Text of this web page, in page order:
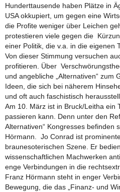
Hunderttausende haben Plätze in
USA okkupiert, um gegen eine
die Profite weniger über Leichen
protestieren viele gegen die
einer Politik, die v.a. in die eigenen
Von dieser Stimmung versuchen
profitieren. Über
und angebliche „Alternativen“ zum
Ideen, die sich bei näherem
und oft auch faschistisch
Am 10. März ist in Bruck/Leitha ein
passieren kann. Denn unter den
Alternativen“ Kongresses befinden
Hörmann. Jo Conrad ist
braunesoterischen Szene. Er
wissenschaftlichen Machwerken
enge Verbindungen in die
Franz Hörmann steht in enger
Bewegung, die das „Finanz- und